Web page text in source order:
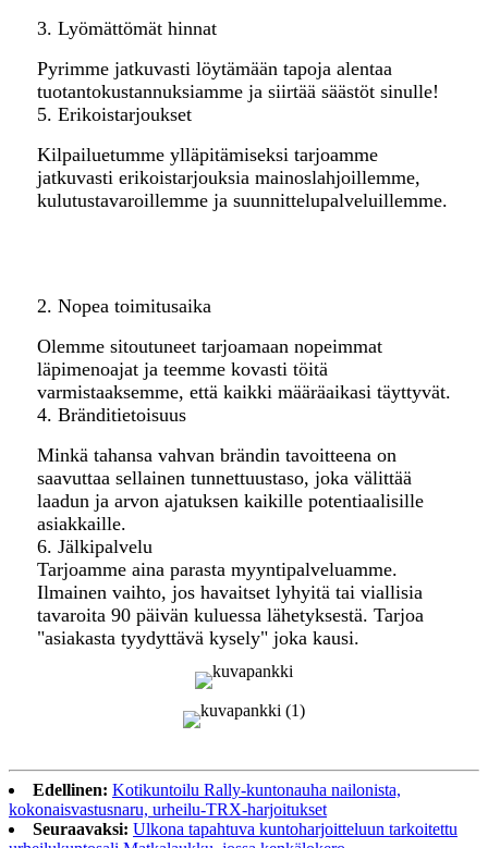
3. Lyömättömät hinnat
Pyrimme jatkuvasti löytämään tapoja alentaa
tuotantokustannuksiamme ja siirtää säästöt sinulle!
5. Erikoistarjoukset
Kilpailuetumme ylläpitämiseksi tarjoamme
jatkuvasti erikoistarjouksia mainoslahjoillemme,
kulutustavaroillemme ja suunnittelupalveluillemme.
2. Nopea toimitusaika
Olemme sitoutuneet tarjoamaan nopeimmat
läpimenoajat ja teemme kovasti töitä
varmistaaksemme, että kaikki määräaikasi täyttyvät.
4. Bränditietoisuus
Minkä tahansa vahvan brändin tavoitteena on
saavuttaa sellainen tunnettuustaso, joka välittää
laadun ja arvon ajatuksen kaikille potentiaalisille
asiakkaille.
6. Jälkipalvelu
Tarjoamme aina parasta myyntipalveluamme.
Ilmainen vaihto, jos havaitset lyhyitä tai viallisia
tavaroita 90 päivän kuluessa lähetyksestä. Tarjoa
"asiakasta tyydyttävä kysely" joka kausi.
Edellinen: Kotikuntoilu Rally-kuntonauha nailonista,
kokonaisvastusnaru, urheilu-TRX-harjoitukset
Seuraavaksi: Ulkona tapahtuva kuntoharjoitteluun tarkoitettu